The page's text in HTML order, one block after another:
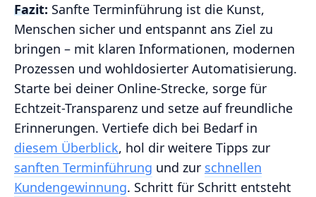
Fazit: Sanfte Terminführung ist die Kunst,
Menschen sicher und entspannt ans Ziel zu
bringen – mit klaren Informationen, modernen
Prozessen und wohldosierter Automatisierung.
Starte bei deiner Online-Strecke, sorge für
Echtzeit-Transparenz und setze auf freundliche
Erinnerungen. Vertiefe dich bei Bedarf in
diesem Überblick, hol dir weitere Tipps zur
sanften Terminführung und zur schnellen
Kundengewinnung. Schritt für Schritt entsteht